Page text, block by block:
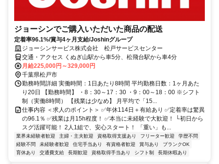
ジョーシンでご購入いただいた商品の配送
定着率96.1%/賞与4ヶ月支給/Joshinグループ
ジョーシンサービス株式会社 松戸サービスセンター
交通・アクセス くぬぎ山駅から車5分、松飛台駅から車4分
月給225,000円～329,000円
千葉県松戸市
勤務時間詳細 実働時間：1日あたり8時間 平均勤務日数：1ヶ月あた
り20日 【勤務時間】 ・8：30～17：30 ・9：00～18：00 ※シフト
制（実働8時間） 【残業は少なめ】 月平均で「15...
仕事内容 ＜求人のポイント＞ ✅年休114日＋有給あり ✅定着率は驚異
の96.1％ ✅残業は月15h程度！ ✅本当に未経験で大歓迎！ └初日から
スグ活躍可能！ 2人1組で、安心スタート！ 「重い」も...
業界未経験者歓迎 主婦・主夫歓迎 資格取得支援あり フリーター歓迎
学歴不問
経験不問
未経験者歓迎 住宅手当あり 有資格者歓迎 賞与あり
ブランクOK
育休あり
交通費支給 長期歓迎 資格取得手当あり シフト制 長期休暇あり